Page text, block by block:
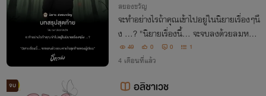
สยองขวัญ
จะทำอย่างไรถ้าคุณเข้าไปอยู่ในนิยายเรื่องๆนึ
ง ...? "นิยายเรื่องนี้... จะจบลงด้วยลมหายใ
จสุดท้ายของผู้เขียน"
49 0 0 1
4 เดือนที่แล้ว
จบ อลิชาเวช